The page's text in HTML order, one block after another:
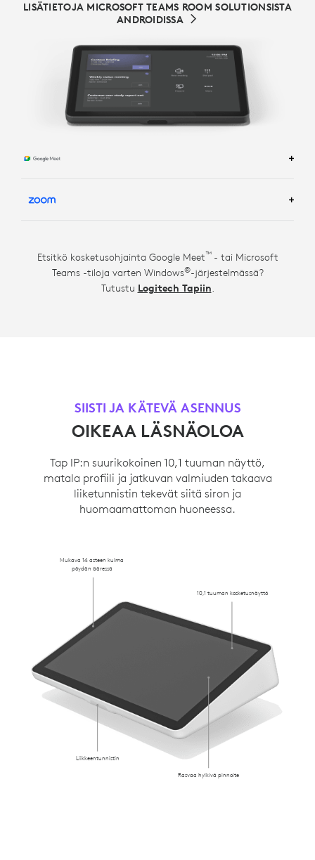
LISÄTIETOJA MICROSOFT TEAMS ROOM SOLUTIONSISTA
ANDROIDISSA
LISÄTIETOJA ZOOM ROOM SOLUTIONS TM -TUOTTEISTA
Etsitkö kosketusohjainta Google Meet™ - tai Microsoft
Teams -tiloja varten Windows®-järjestelmässä?
Tutustu Logitech Tapiin.
SIISTI JA KÄTEVÄ ASENNUS
OIKEAA LÄSNÄOLOA
Tap IP:n suurikokoinen 10,1 tuuman näyttö,
matala profiili ja jatkuvan valmiuden takaava
liiketunnistin tekevät siitä siron ja
huomaamattoman huoneessa.
Liikkeentunnistin
Rasvaa hylkivä pinnoite
Mukava 14 asteen kulma
pöydän ääressä
10,1 tuuman kosketusnäyttö